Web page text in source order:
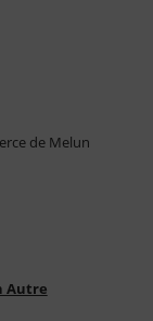
de Melun
Autre